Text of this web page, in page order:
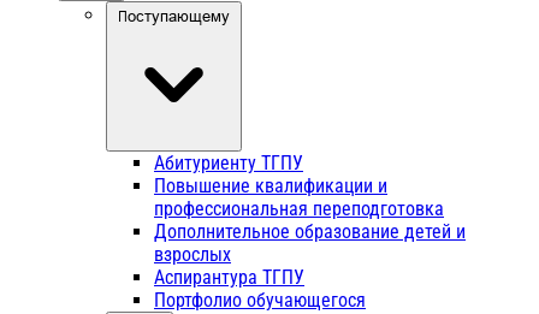
Поступающему
Абитуриенту ТГПУ
Повышение квалификации и
профессиональная переподготовка
Дополнительное образование детей и
взрослых
Аспирантура ТГПУ
Портфолио обучающегося